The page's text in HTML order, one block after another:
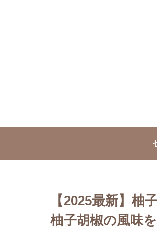
【2025最新】
柚子胡椒の風味